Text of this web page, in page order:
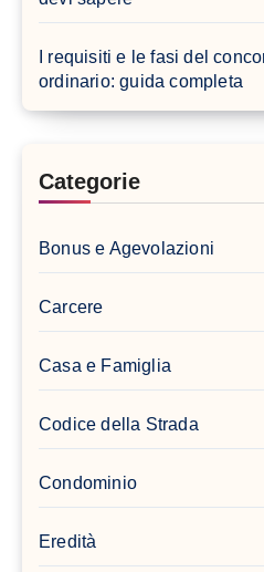
I requisiti e le fasi del
ordinario: guida completa
Categorie
Bonus e Agevolazioni
Carcere
Casa e Famiglia
Codice della Strada
Condominio
Eredità